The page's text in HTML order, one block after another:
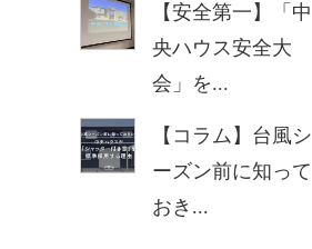
【安全第一】「中
央ハウス安全大
会」を...
【コラム】台風シ
ーズン前に知って
おき...